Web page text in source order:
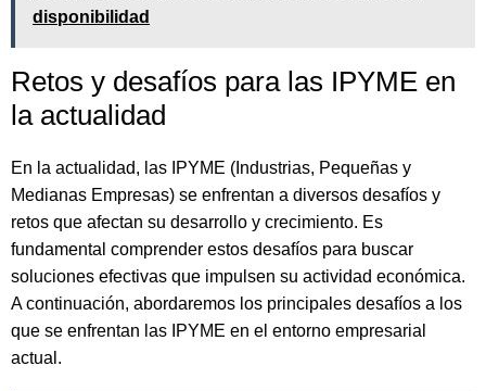
disponibilidad
Retos y desafíos para las IPYME en
la actualidad
En la actualidad, las IPYME (Industrias, Pequeñas y
Medianas Empresas) se enfrentan a diversos desafíos y
retos que afectan su desarrollo y crecimiento. Es
fundamental comprender estos desafíos para buscar
soluciones efectivas que impulsen su actividad económica.
A continuación, abordaremos los principales desafíos a los
que se enfrentan las IPYME en el entorno empresarial
actual.